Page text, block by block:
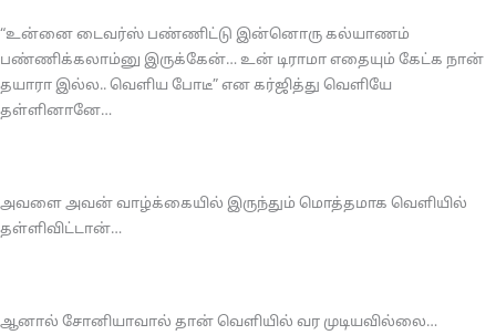
“உன்னை டைவர்ஸ் பண்ணிட்டு இன்னொரு கல்யாணம்
பண்ணிக்கலாம்னு இருக்கேன்… உன் டிராமா எதையும் கேட்க நான்
தயாரா இல்ல.. வெளிய போடீ” என கர்ஜித்து வெளியே
தள்ளினானே…
அவளை அவன் வாழ்க்கையில் இருந்தும் மொத்தமாக வெளியில்
தள்ளிவிட்டான்…
ஆனால் சோனியாவால் தான் வெளியில் வர முடியவில்லை…